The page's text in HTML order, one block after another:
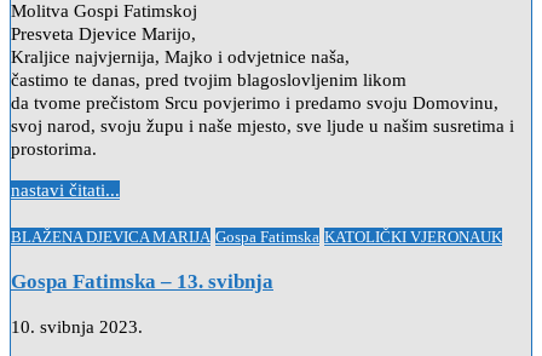
Molitva Gospi Fatimskoj
Presveta Djevice Marijo,
Kraljice najvjernija, Majko i odvjetnice naša,
častimo te danas, pred tvojim blagoslovljenim likom
da tvome prečistom Srcu povjerimo i predamo svoju Domovinu,
svoj narod, svoju župu i naše mjesto, sve ljude u našim susretima i
prostorima.
nastavi čitati...
Posted
BLAŽENA DJEVICA MARIJA Gospa Fatimska KATOLIČKI VJERONAUK
Gospa Fatimska – 13. svibnja
10. svibnja 2023.